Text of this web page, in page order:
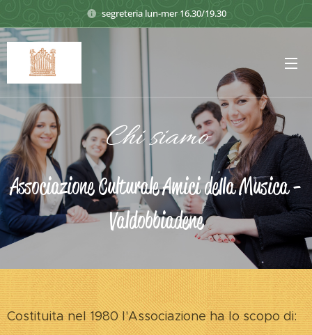
segreteria lun-mer 16.30/19.30
Chi siamo
Associazione Culturale Amici della Musica -
Valdobbiadene
Costituita nel 1980 l'Associazione ha lo scopo di: